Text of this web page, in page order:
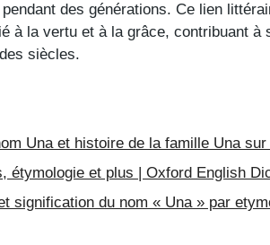
des générations. Ce lien
à la vertu et à la grâce, contribuant à
siècles.
Una et histoire de la famille Una
étymologie et plus | Oxford English
signification du nom « Una » par